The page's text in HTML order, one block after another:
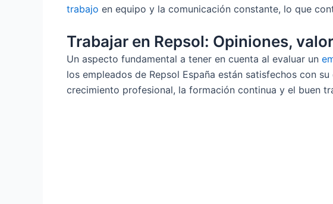
trabajo en equipo y la comunicación constante, lo que
Trabajar en Repsol: Opiniones,
Un aspecto fundamental a tener en cuenta al evaluar un
los empleados de Repsol España están satisfechos con su
crecimiento profesional, la formación continua y el buen